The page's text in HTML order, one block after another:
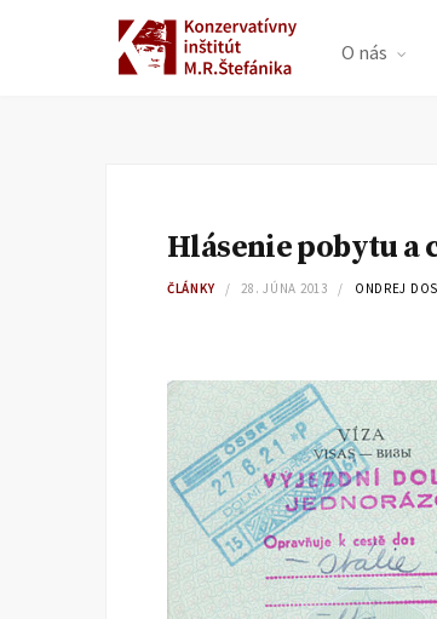
O nás
Hlásenie pobytu a
ČLÁNKY 28. JÚNA 2013 ONDREJ